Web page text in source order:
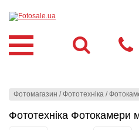
Фотомагазин /Фототехніка /
Фототехніка Фотокамери